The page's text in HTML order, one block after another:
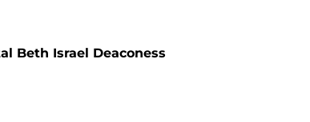
Beth Israel Deaconess